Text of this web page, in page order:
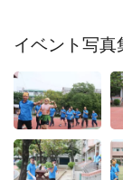
イベント写真